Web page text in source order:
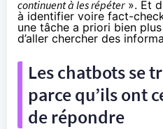
continuent à les répéter». Et
à identifier voire fact-
une tâche a priori bien
d’aller chercher des
Les chatbots se
parce qu’ils ont
de répondre